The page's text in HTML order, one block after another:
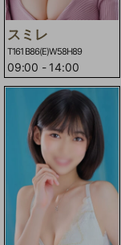
スミレ
T161 B86(E)W58H89
09:00 - 14:00